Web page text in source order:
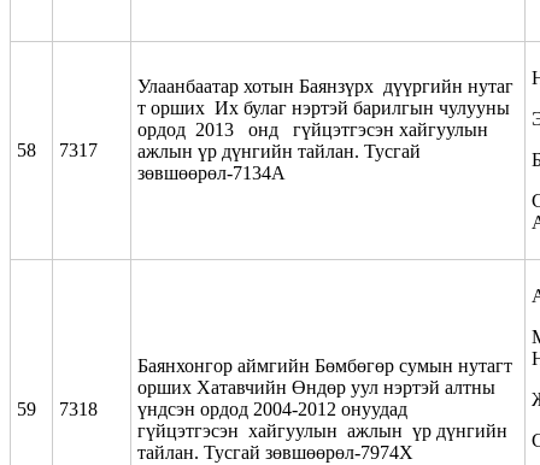
58 7317
Улаанбаатар хотын Баянзүрх дүүргийн нутаг
т орших Их булаг нэртэй барилгын чулууны
ордод 2013 онд гүйцэтгэсэн хайгуулын
ажлын үр дүнгийн тайлан. Тусгай
зөвшөөрөл-7134А
59 7318
Баянхонгор аймгийн Бөмбөгөр сумын нутагт
орших Хатавчийн Өндөр уул нэртэй алтны
үндсэн ордод 2004-2012 онуудад
гүйцэтгэсэн хайгуулын ажлын үр дүнгийн
тайлан. Тусгай зөвшөөрөл-7974Х